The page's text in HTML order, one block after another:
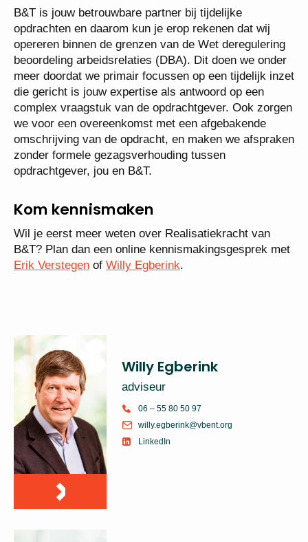
B&T is jouw betrouwbare partner bij tijdelijke
opdrachten en daarom kun je erop rekenen dat wij
opereren binnen de grenzen van de Wet deregulering
beoordeling arbeidsrelaties (DBA). Dit doen we onder
meer doordat we primair focussen op een tijdelijk inzet
die gericht is jouw expertise als antwoord op een
complex vraagstuk van de opdrachtgever. Ook zorgen
we voor een overeenkomst met een afgebakende
omschrijving van de opdracht, en maken we afspraken
zonder formele gezagsverhouding tussen
opdrachtgever, jou en B&T.
Kom kennismaken
Wil je eerst meer weten over Realisatiekracht van
B&T? Plan dan een online kennismakingsgesprek met
Erik Verstegen of Willy Egberink.
Willy Egberink
adviseur
06 – 55 80 50 97
willy.egberink@vbent.org
LinkedIn